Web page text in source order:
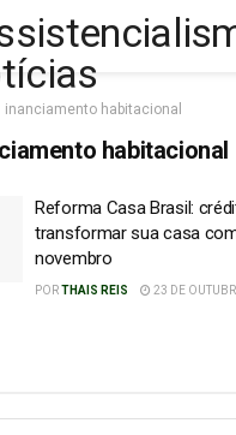
inanciamento habitacional
habitacional
Reforma Casa Brasil:
transformar sua casa
novembro
PORTHAIS REIS 23 DE